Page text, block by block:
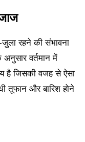
रहने की संभावना
वर्तमान में
है जिसकी वजह से ऐसा
तूफान और बारिश होने